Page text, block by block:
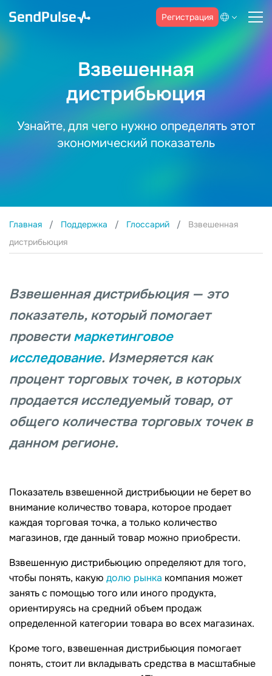
Регистрация
Взвешенная
дистрибьюция
Узнайте, для чего нужно определять этот
экономический показатель
Главная Поддержка Глоссарий
Взвешенная
дистрибьюция
Взвешенная дистрибьюция — это
показатель, который помогает
провестимаркетинговое
исследование. Измеряется как
процент торговых точек, в которых
продается исследуемый товар, от
общего количества торговых точек в
данном регионе.
Показатель взвешенной дистрибьюции не берет во
внимание количество товара, которое продает
каждая торговая точка, а только количество
магазинов, где данный товар можно приобрести.
Взвешенную дистрибьюцию определяют для того,
чтобы понять, какую долю рынка компания может
занять с помощью того или иного продукта,
ориентируясь на средний объем продаж
определенной категории товара во всех магазинах.
Кроме того, взвешенная дистрибьюция помогает
понять, стоит ли вкладывать средства в масштабные